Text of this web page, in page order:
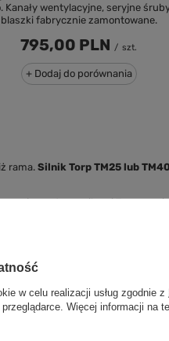
Kanały wentylacyjne, seryjne
blaszki fabrycznie zamontowane.
795,00 PLN / szt.
+ Dodaj do porównania
rama. Silnik Torp TM25 lub TM40
ze sterownikami Torp
Torp.
— szybka wysyłka, 4.8/5 z
w celu realizacji usług zgodnie z
Więcej informacji na